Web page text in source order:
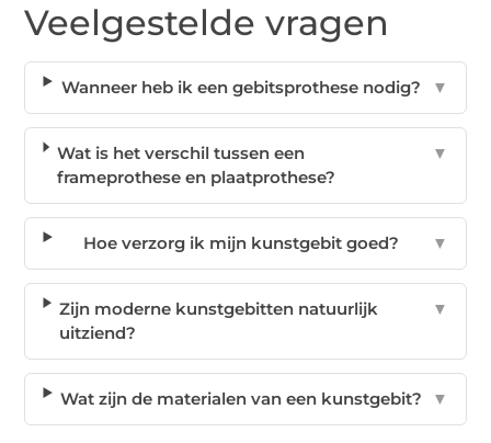
Veelgestelde vragen
Wanneer heb ik een gebitsprothese nodig? ▼
Wat is het verschil tussen een
frameprothese en plaatprothese?
▼
Hoe verzorg ik mijn kunstgebit goed? ▼
Zijn moderne kunstgebitten natuurlijk
uitziend?
▼
Wat zijn de materialen van een kunstgebit? ▼